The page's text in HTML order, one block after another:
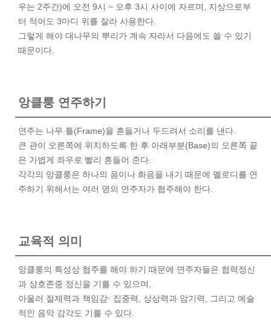
우는 2주간)에 오전 9시 ~ 오후 3시 사이에 자르며, 지상으로부
터 적어도 3마디 위를 잘라 사용한다.
그렇게 해야 대나무의 뿌리가 계속 자라서 다음에도 쓸 수 있기
때문이다.
앙클룽 연주하기
연주는 나무 틀(Frame)을 흔들거나 두드려서 소리를 낸다.
큰 관이 오른쪽에 위치하도록 한 후 아래부분(Base)의 오른쪽 끝
은 가볍게 좌우로 빨리 흔들어 준다.
각각의 앙클룽은 하나의 음이나 화음을 내기 때문에 멜로디를 연
주하기 위해서는 여러 명의 연주자가 협주해야 한다.
교육적 의미
앙클룽의 특성상 협주를 해야 하기 때문에 연주자들은 협력정신
과 상호존중 정신을 기를 수 있으며,
아울러 절제력과 책임감· 집중력, 상상력과 암기력, 그리고 예술
적인 음악 감각도 기를 수 있다.